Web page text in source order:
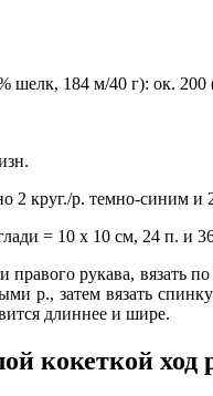
шелк, 184 м/40 г): ок.
2 круг./р. темно-синим
= 10 х 10 см, 24 п. и
правого рукава, вязать
р., затем вязать
длиннее и шире.
кокеткой ход